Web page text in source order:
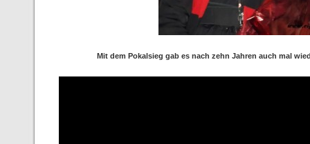
Mit dem Pokalsieg gab es nach zehn Jahren auch mal